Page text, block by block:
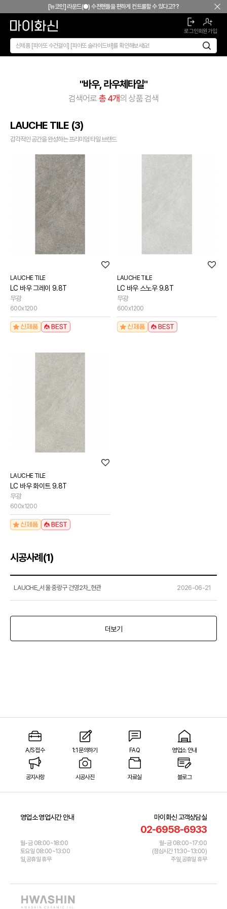
본문 바로가기[뉴코인] 라운드(●) 수전핸들을 편하게 컨트롤할 수 있다고??
[뉴코인청소건] 허리 굽히지 마세요! 변기 뒤로 숨기지도 마세요!
[뉴코인슬라이드바] 존재감을 확! 숨기는 350mm의 미니멀리즘
[모노플러스] 시공후에 알게되는 만족감! 프레임리스 휴지걸이
[뉴피오] '튀지 않고' 투명한 크리스탈 직수
[뉴피오] '아래로' 향하는 넓은 폭포수
[뉴코인] 라운드(●) 수전핸들을 편하게 컨트롤할 수 있다고??
[뉴코인청소건] 허리 굽히지 마세요! 변기 뒤로 숨기지도 마세요!
[모노플러스] 시공후에 알게되는 만족감! 프레임리스 휴지걸이
[신상품] 숨겨진 접합선 (Seamless) '피아또 수건걸이'
[신상품] 300mm 미니멀 스퀘어 '피아또 슬라이드바'
[뉴피오] '튀지 않고' 투명한 크리스탈 직수
[뉴피오] '아래로' 향하는 넓은 폭포수
[신상품] 더욱 완벽해진 '뉴피오'
[뉴코인] 라운드(●) 수전핸들을 편하게 컨트롤할 수 있다고??
[뉴코인슬라이드바] 존재감을 확! 숨기는 350mm의 미니멀리즘
[모노플러스] 시공후에 알게되는 만족감! 프레임리스 휴지걸이
[신상품] 숨겨진 접합선 (Seamless) '피아또 수건걸이'
[신상품] 300mm 미니멀 스퀘어 '피아또 슬라이드바'
[뉴피오] '튀지 않고' 투명한 크리스탈 직수
[뉴코인슬라이드바] 존재감을 확! 숨기는 350mm의 미니멀리즘
[모노플러스] 시공후에 알게되는 만족감! 프레임리스 휴지걸이
[신상품] 숨겨진 접합선 (Seamless) '피아또 수건걸이'
[신상품] 300mm 미니멀 스퀘어 '피아또 슬라이드바'
로그인회원가입
"바우, 라우체타일"
검색어로 총 4개의 상품 검색
LAUCHE TILE (3)
감각적인 공간을 완성하는 프리미엄 타일 브랜드
LAUCHE TILE
LC 바우 그레이 9.8T
무광
600x1200
LAUCHE TILE
LC 바우 스노우 9.8T
무광
600x1200
LAUCHE TILE
LC 바우 화이트 9.8T
무광
600x1200
시공사례 (1)
LAUCHE_서울 중랑구 건영2차_현관 2026-06-21
더보기
A/S 접수 1:1 문의하기 FAQ 영업소 안내
공지사항 시공사진 자료실 블로그
영업소 영업시간 안내
월-금 08:00~18:00
토요일 08:00~13:00
일,공휴일 휴무
마이화신 고객상담실
02-6958-6933
월-금 08:00~17:00
(점심시간 11:30~13:00)
주일,공휴일 휴무